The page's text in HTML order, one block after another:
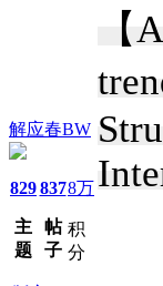
解应春BW
829
主
题
837
帖
子
8万
积
分